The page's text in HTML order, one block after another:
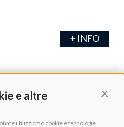
e altre
utilizziamo cookie e tecnologie
+ INFO